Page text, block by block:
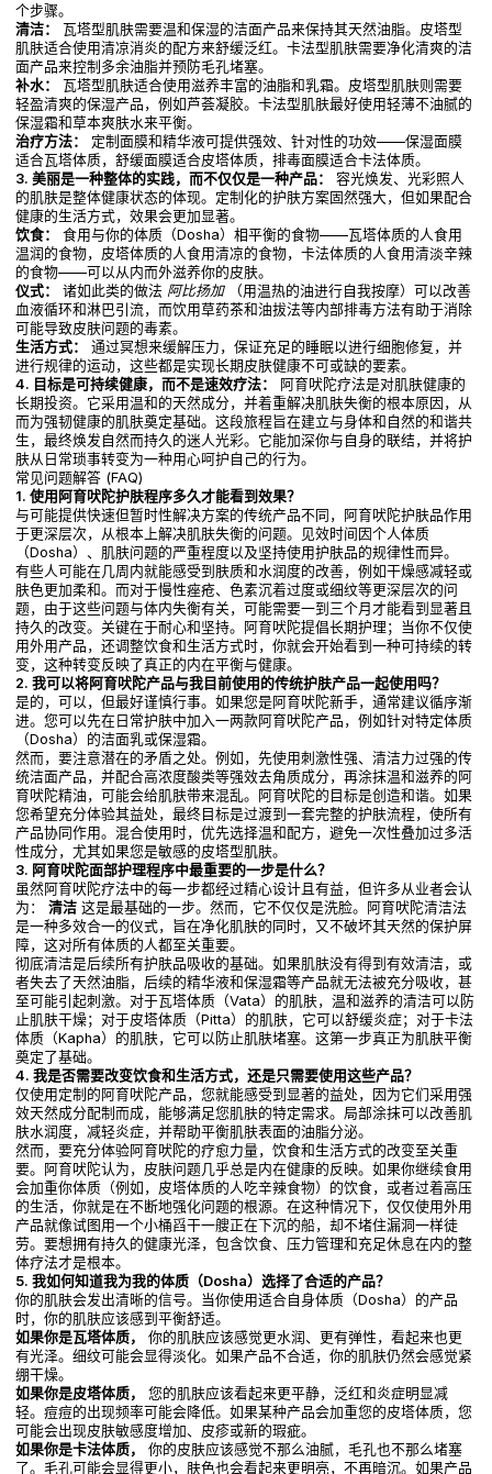
个步骤。
清洁：
瓦塔型肌肤需要温和保湿的洁面产品来保持其天然油脂。皮塔型
肌肤适合使用清凉消炎的配方来舒缓泛红。卡法型肌肤需要净化清爽的洁
面产品来控制多余油脂并预防毛孔堵塞。
补水：
瓦塔型肌肤适合使用滋养丰富的油脂和乳霜。皮塔型肌肤则需要
轻盈清爽的保湿产品，例如芦荟凝胶。卡法型肌肤最好使用轻薄不油腻的
保湿霜和草本爽肤水来平衡。
治疗方法：
定制面膜和精华液可提供强效、针对性的功效——保湿面膜
适合瓦塔体质，舒缓面膜适合皮塔体质，排毒面膜适合卡法体质。
3. 美丽是一种整体的实践，而不仅仅是一种产品：
容光焕发、光彩照人
的肌肤是整体健康状态的体现。定制化的护肤方案固然强大，但如果配合
健康的生活方式，效果会更加显著。
饮食：
食用与你的体质（Dosha）相平衡的食物——瓦塔体质的人食用
温润的食物，皮塔体质的人食用清凉的食物，卡法体质的人食用清淡辛辣
的食物——可以从内而外滋养你的皮肤。
仪式：
诸如此类的做法 阿比扬加（用温热的油进行自我按摩）可以改善
血液循环和淋巴引流，而饮用草药茶和油拔法等内部排毒方法有助于消除
可能导致皮肤问题的毒素。
生活方式：
通过冥想来缓解压力，保证充足的睡眠以进行细胞修复，并
进行规律的运动，这些都是实现长期皮肤健康不可或缺的要素。
4. 目标是可持续健康，而不是速效疗法：
阿育吠陀疗法是对肌肤健康的
长期投资。它采用温和的天然成分，并着重解决肌肤失衡的根本原因，从
而为强韧健康的肌肤奠定基础。这段旅程旨在建立与身体和自然的和谐共
生，最终焕发自然而持久的迷人光彩。它能加深你与自身的联结，并将护
肤从日常琐事转变为一种用心呵护自己的行为。
常见问题解答 (FAQ)
1. 使用阿育吠陀护肤程序多久才能看到效果？
与可能提供快速但暂时性解决方案的传统产品不同，阿育吠陀护肤品作用
于更深层次，从根本上解决肌肤失衡的问题。见效时间因个人体质
（Dosha）、肌肤问题的严重程度以及坚持使用护肤品的规律性而异。
有些人可能在几周内就能感受到肤质和水润度的改善，例如干燥感减轻或
肤色更加柔和。而对于慢性痤疮、色素沉着过度或细纹等更深层次的问
题，由于这些问题与体内失衡有关，可能需要一到三个月才能看到显著且
持久的改变。关键在于耐心和坚持。阿育吠陀提倡长期护理；当你不仅使
用外用产品，还调整饮食和生活方式时，你就会开始看到一种可持续的转
变，这种转变反映了真正的内在平衡与健康。
2. 我可以将阿育吠陀产品与我目前使用的传统护肤产品一起使用吗？
是的，可以，但最好谨慎行事。如果您是阿育吠陀新手，通常建议循序渐
进。您可以先在日常护肤中加入一两款阿育吠陀产品，例如针对特定体质
（Dosha）的洁面乳或保湿霜。
然而，要注意潜在的矛盾之处。例如，先使用刺激性强、清洁力过强的传
统洁面产品，并配合高浓度酸类等强效去角质成分，再涂抹温和滋养的阿
育吠陀精油，可能会给肌肤带来混乱。阿育吠陀的目标是创造和谐。如果
您希望充分体验其益处，最终目标是过渡到一套完整的护肤流程，使所有
产品协同作用。混合使用时，优先选择温和配方，避免一次性叠加过多活
性成分，尤其如果您是敏感的皮塔型肌肤。
3. 阿育吠陀面部护理程序中最重要的一步是什么？
虽然阿育吠陀疗法中的每一步都经过精心设计且有益，但许多从业者会认
为：清洁 这是最基础的一步。然而，它不仅仅是洗脸。阿育吠陀清洁法
是一种多效合一的仪式，旨在净化肌肤的同时，又不破坏其天然的保护屏
障，这对所有体质的人都至关重要。
彻底清洁是后续所有护肤品吸收的基础。如果肌肤没有得到有效清洁，或
者失去了天然油脂，后续的精华液和保湿霜等产品就无法被充分吸收，甚
至可能引起刺激。对于瓦塔体质（Vata）的肌肤，温和滋养的清洁可以防
止肌肤干燥；对于皮塔体质（Pitta）的肌肤，它可以舒缓炎症；对于卡法
体质（Kapha）的肌肤，它可以防止肌肤堵塞。这第一步真正为肌肤平衡
奠定了基础。
4. 我是否需要改变饮食和生活方式，还是只需要使用这些产品？
仅使用定制的阿育吠陀产品，您就能感受到显著的益处，因为它们采用强
效天然成分配制而成，能够满足您肌肤的特定需求。局部涂抹可以改善肌
肤水润度，减轻炎症，并帮助平衡肌肤表面的油脂分泌。
然而，要充分体验阿育吠陀的疗愈力量，饮食和生活方式的改变至关重
要。阿育吠陀认为，皮肤问题几乎总是内在健康的反映。如果你继续食用
会加重你体质（例如，皮塔体质的人吃辛辣食物）的饮食，或者过着高压
的生活，你就是在不断地强化问题的根源。在这种情况下，仅仅使用外用
产品就像试图用一个小桶舀干一艘正在下沉的船，却不堵住漏洞一样徒
劳。要想拥有持久的健康光泽，包含饮食、压力管理和充足休息在内的整
体疗法才是根本。
5. 我如何知道我为我的体质（Dosha）选择了合适的产品？
你的肌肤会发出清晰的信号。当你使用适合自身体质（Dosha）的产品
时，你的肌肤应该感到平衡舒适。
如果你是瓦塔体质，
你的肌肤应该感觉更水润、更有弹性，看起来也更
有光泽。细纹可能会显得淡化。如果产品不合适，你的肌肤仍然会感觉紧
绷干燥。
如果你是皮塔体质，
您的肌肤应该看起来更平静，泛红和炎症明显减
轻。痘痘的出现频率可能会降低。如果某种产品会加重您的皮塔体质，您
可能会出现皮肤敏感度增加、皮疹或新的瑕疵。
如果你是卡法体质，
你的皮肤应该感觉不那么油腻，毛孔也不那么堵塞
了。毛孔可能会显得更小，肤色也会看起来更明亮，不再暗沉。如果产品